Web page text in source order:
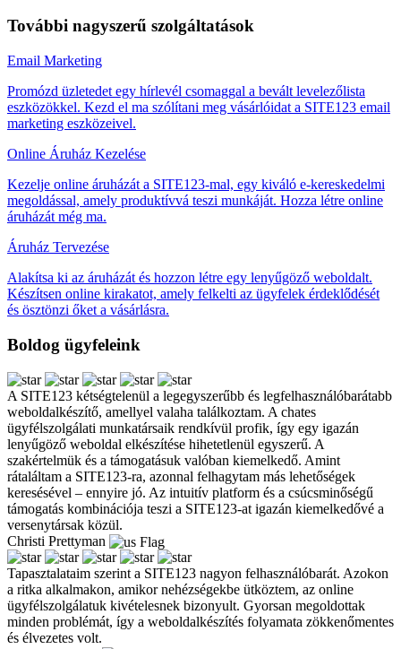
További nagyszerű szolgáltatások
Email Marketing
Promózd üzletedet egy hírlevél csomaggal a bevált levelezőlista
eszközökkel. Kezd el ma szólítani meg vásárlóidat a SITE123 email
marketing eszközeivel.
Online Áruház Kezelése
Kezelje online áruházát a SITE123-mal, egy kiváló e-kereskedelmi
megoldással, amely produktívvá teszi munkáját. Hozza létre online
áruházát még ma.
Áruház Tervezése
Alakítsa ki az áruházát és hozzon létre egy lenyűgöző weboldalt.
Készítsen online kirakatot, amely felkelti az ügyfelek érdeklődését
és ösztönzi őket a vásárlásra.
Boldog ügyfeleink
A SITE123 kétségtelenül a legegyszerűbb és legfelhasználóbarátabb
weboldalkészítő, amellyel valaha találkoztam. A chates
ügyfélszolgálati munkatársaik rendkívül profik, így egy igazán
lenyűgöző weboldal elkészítése hihetetlenül egyszerű. A
szakértelmük és a támogatásuk valóban kiemelkedő. Amint
rátaláltam a SITE123-ra, azonnal felhagytam más lehetőségek
keresésével – ennyire jó. Az intuitív platform és a csúcsminőségű
támogatás kombinációja teszi a SITE123-at igazán kiemelkedővé a
versenytársak közül.
Christi Prettyman
Tapasztalataim szerint a SITE123 nagyon felhasználóbarát. Azokon
a ritka alkalmakon, amikor nehézségekbe ütköztem, az online
ügyfélszolgálatuk kivételesnek bizonyult. Gyorsan megoldottak
minden problémát, így a weboldalkészítés folyamata zökkenőmentes
és élvezetes volt.